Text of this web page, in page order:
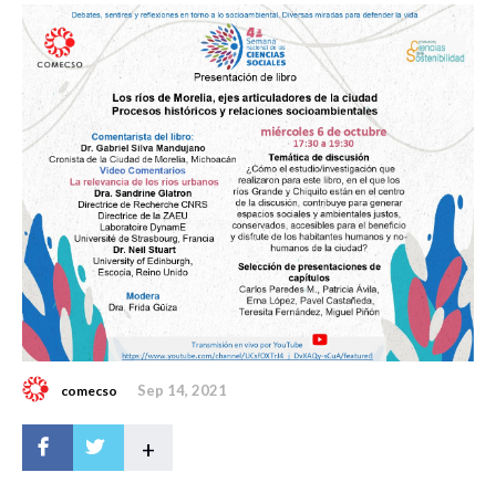
comecso Sep 14, 2021
+